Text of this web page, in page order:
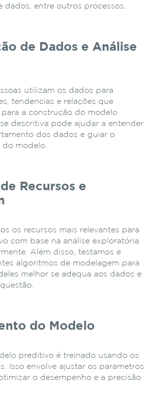
dados, entre outros processos.
de Dados e Análise
utilizam os dados para
tendências e relações que
para a construção do modelo
descritiva pode ajudar a entender
dos dados e guiar o
modelo.
Recursos e
os recursos mais relevantes para
com base na análise exploratória
Além disso, testamos e
algoritmos de modelagem para
melhor se adequa aos dados e
do Modelo
preditivo é treinado usando os
Isso envolve ajustar os parâmetros
o desempenho e a precisão